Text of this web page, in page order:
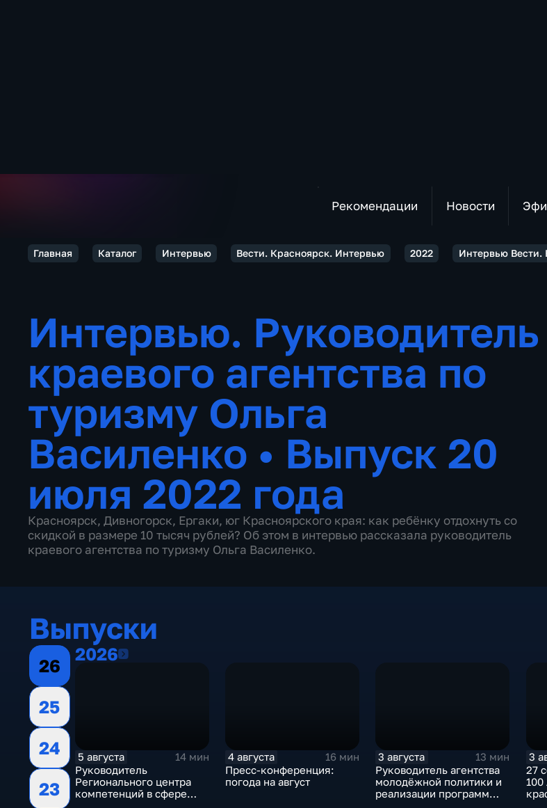
Рекомендации Новости
Главная Каталог Интервью Вести. Красноярск. Интервью 2022 Интервью Вести.
Интервью. Руководитель
краевого агентства по
туризму Ольга
Василенко • Выпуск 20
июля 2022 года
Красноярск, Дивногорск, Ергаки, юг Красноярского края: как ребёнку отдохнуть со
скидкой в размере 10 тысяч рублей? Об этом в интервью рассказала руководитель
краевого агентства по туризму Ольга Василенко.
Выпуски
26
25
24
23
20262026
5 августа
14 мин
Руководитель
Регионального центра
компетенций в сфере
4 августа
16 мин
Пресс-конференция:
погода на август
3 августа
13 мин
Руководитель агентства
молодёжной политики и
реализации программ
3
27
100